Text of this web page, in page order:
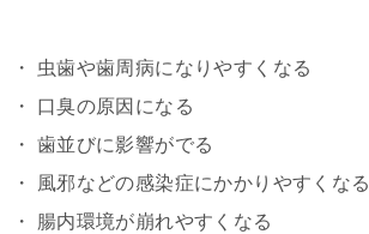
・ 虫歯や歯周病になりやすくなる
・ 口臭の原因になる
・ 歯並びに影響がでる
・ 風邪などの感染症にかかりやすくなる
・ 腸内環境が崩れやすくなる